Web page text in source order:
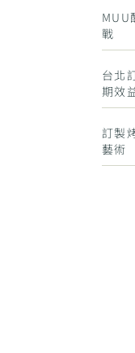
MUU
戰
台北
期效
訂製
藝術